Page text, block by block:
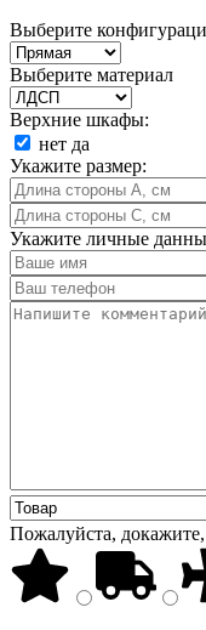
Выберите
Выберите материал
Верхние шкафы:
нет да
Укажите размер:
Укажите личные
Пожалуйста,